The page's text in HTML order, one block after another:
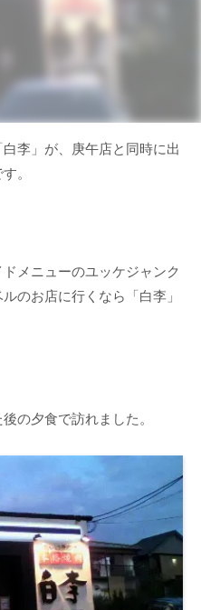
李」が、庚午店と同時に出
。
メニューのユッケジャンク
のお店に行くなら「白李」
の夕食で訪れました。